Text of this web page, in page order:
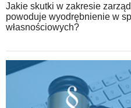
Jakie skutki w zakresie
powoduje wyodrębnienie w
własnościowych?